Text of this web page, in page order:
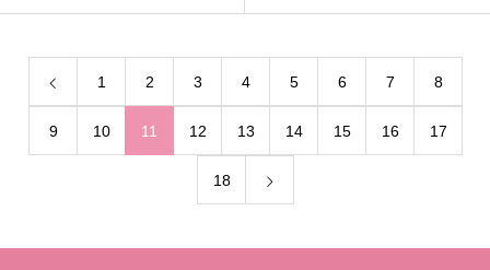
1 2 3 4 5 6 7 8
9 10 11 12 13 14 15 16 17
18